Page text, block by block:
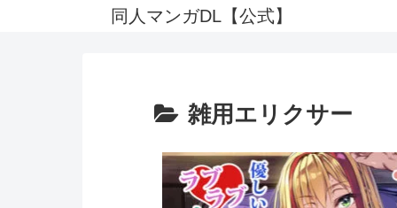
同人マンガDL【公式】
雑用エリクサー